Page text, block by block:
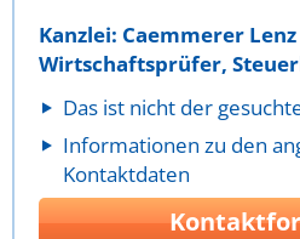
Kanzlei: Caemmerer
Wirtschaftsprüfer,
Das ist nicht der
Informationen zu den
Kontaktdaten